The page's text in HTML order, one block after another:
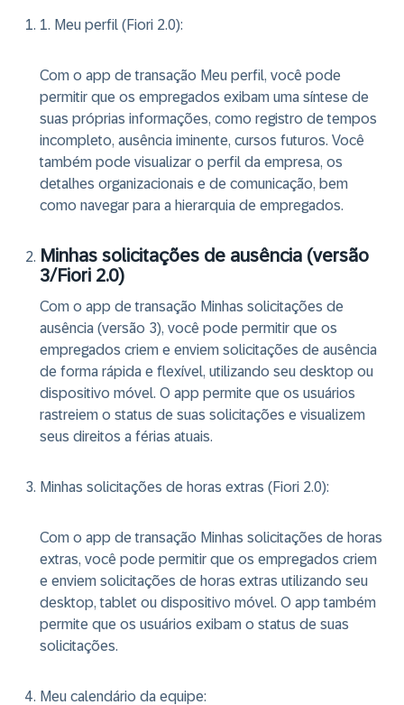
1. Meu perfil (Fiori 2.0):
Com o app de transação Meu perfil, você pode
permitir que os empregados exibam uma síntese de
suas próprias informações, como registro de tempos
incompleto, ausência iminente, cursos futuros. Você
também pode visualizar o perfil da empresa, os
detalhes organizacionais e de comunicação, bem
como navegar para a hierarquia de empregados.
Minhas solicitações de ausência (versão
3/Fiori 2.0)
Com o app de transação Minhas solicitações de
ausência (versão 3), você pode permitir que os
empregados criem e enviem solicitações de ausência
de forma rápida e flexível, utilizando seu desktop ou
dispositivo móvel. O app permite que os usuários
rastreiem o status de suas solicitações e visualizem
seus direitos a férias atuais.
Minhas solicitações de horas extras (Fiori 2.0):
Com o app de transação Minhas solicitações de horas
extras, você pode permitir que os empregados criem
e enviem solicitações de horas extras utilizando seu
desktop, tablet ou dispositivo móvel. O app também
permite que os usuários exibam o status de suas
solicitações.
Meu calendário da equipe: